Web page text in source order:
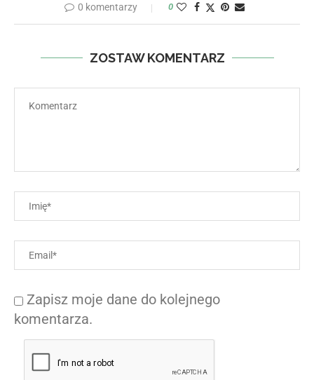
0 komentarzy 0
ZOSTAW KOMENTARZ
Zapisz moje dane do kolejnego
komentarza.